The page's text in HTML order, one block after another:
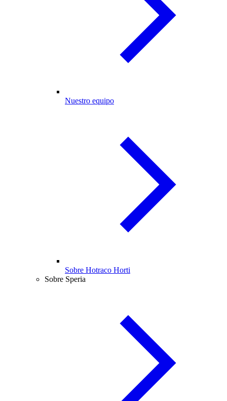
Nuestro equipo
Sobre Hotraco Horti
Sobre Speria